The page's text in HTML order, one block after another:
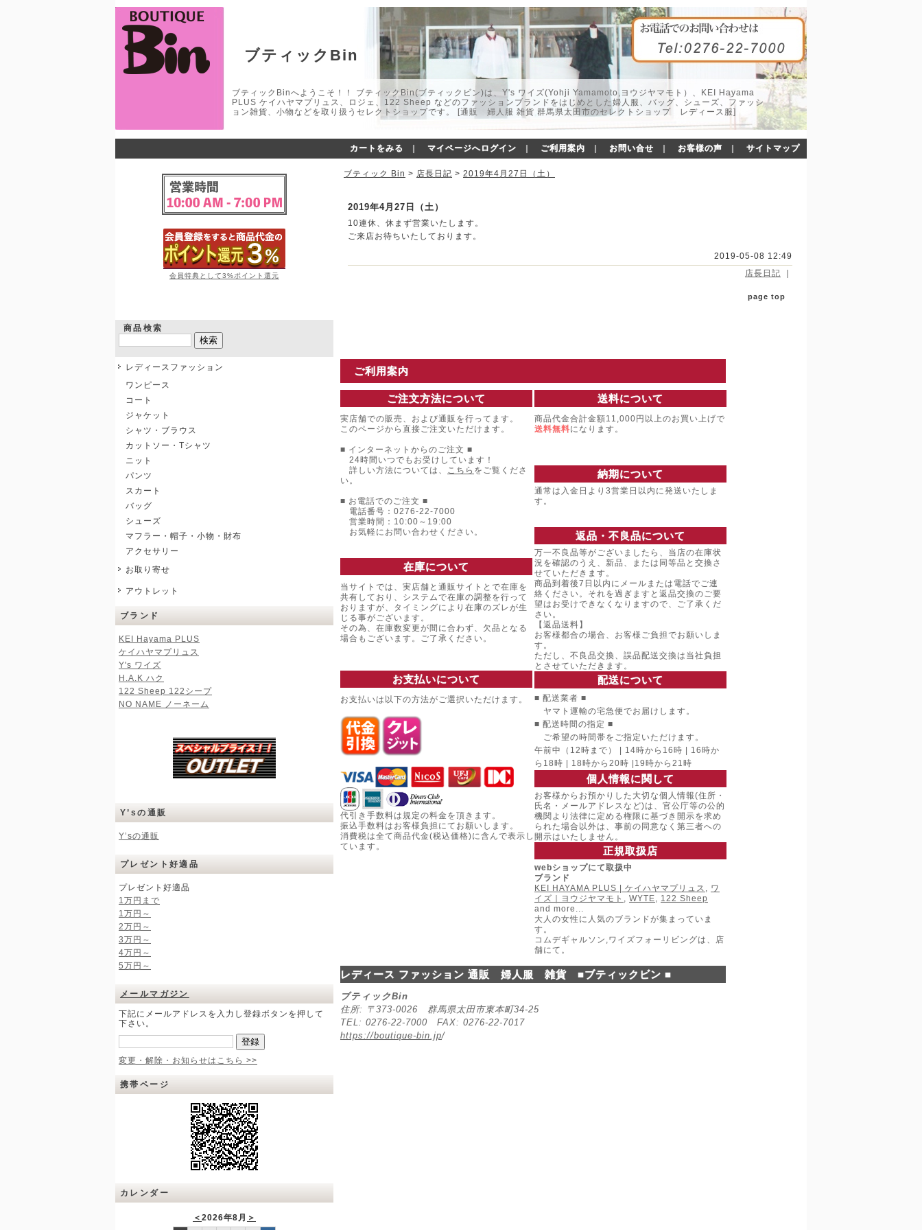
ブティックBin
ブティックBinへようこそ！！ ブティックBin(ブティックビン)は、Y's ワイズ(Yohji Yamamoto,ヨウジヤマモト）、KEI Hayama
PLUS ケイハヤマプリュス、ロジェ、122 Sheep などのファッションブランドをはじめとした婦人服、バッグ、シューズ、ファッシ
ョン雑貨、小物などを取り扱うセレクトショップです。 [通販 婦人服 雑貨 群馬県太田市のセレクトショップ レディース服]
カートをみる マイページへログイン ご利用案内 お問い合せ お客様の声 サイトマップ
会員特典として3%ポイント還元
商品検索
レディースファッション
ワンピース
コート
ジャケット
シャツ・ブラウス
カットソー・Tシャツ
ニット
パンツ
スカート
バッグ
シューズ
マフラー・帽子・小物・財布
アクセサリー
お取り寄せ
アウトレット
ブランド
KEI Hayama PLUS
ケイハヤマプリュス
Y's ワイズ
H.A.K ハク
122 Sheep 122シープ
NO NAME ノーネーム
Y’sの通販
Y’sの通販
プレゼント好適品
プレゼント好適品
1万円まで
1万円～
2万円～
3万円～
4万円～
5万円～
メールマガジン
下記にメールアドレスを入力し登録ボタンを押して
下さい。
変更・解除・お知らせはこちら >>
携帯ページ
カレンダー
＜ 2026年8月 ＞
ブティック Bin > 店長日記 > 2019年4月27日（土）
2019年4月27日（土）
10連休、休まず営業いたします。
ご来店お待ちいたしております。
2019-05-08 12:49
店長日記
page top
ご利用案内
ご注文方法について
実店舗での販売、および通販を行ってます。
このページから直接ご注文いただけます。
■ インターネットからのご注文 ■
24時間いつでもお受けしています！
詳しい方法については、 こちら をご覧くださ
い。
■ お電話でのご注文 ■
電話番号：0276-22-7000
営業時間：10:00～19:00
お気軽にお問い合わせください。
在庫について
当サイトでは、実店舗と通販サイトとで在庫を
共有しており、システムで在庫の調整を行って
おりますが、タイミングにより在庫のズレが生
じる事がございます。
その為、在庫数変更が間に合わず、欠品となる
場合もございます。ご了承ください。
お支払いについて
お支払いは以下の方法がご選択いただけます。
代引き手数料は規定の料金を頂きます。
振込手数料はお客様負担にてお願いします。
消費税は全て商品代金(税込価格)に含んで表示し
ています。
送料について
商品代金合計金額11,000円以上のお買い上げで
送料無料になります。
納期について
通常は入金日より3営業日以内に発送いたしま
す。
返品・不良品について
万一不良品等がございましたら、当店の在庫状
況を確認のうえ、新品、または同等品と交換さ
せていただきます。
商品到着後7日以内にメールまたは電話でご連
絡ください。それを過ぎますと返品交換のご要
望はお受けできなくなりますので、ご了承くだ
さい。
【返品送料】
お客様都合の場合、お客様ご負担でお願いしま
す。
ただし、不良品交換、誤品配送交換は当社負担
とさせていただきます。
配送について
■ 配送業者 ■
ヤマト運輸の宅急便でお届けします。
■ 配送時間の指定 ■
ご希望の時間帯をご指定いただけます。
午前中（12時まで） | 14時から16時 | 16時か
ら18時 | 18時から20時 |19時から21時
個人情報に関して
お客様からお預かりした大切な個人情報(住所・
氏名・メールアドレスなど)は、官公庁等の公的
機関より法律に定める権限に基づき開示を求め
られた場合以外は、事前の同意なく第三者への
開示はいたしません。
正規取扱店
webショップにて取扱中
ブランド
KEI HAYAMA PLUS | ケイハヤマプリュス , ワ
イズ｜ヨウジヤマモト , WYTE, 122 Sheep
and more...
大人の女性に人気のブランドが集まっていま
す。
コムデギャルソン,ワイズフォーリビングは、店
舗にて。
レディース ファッション 通販 婦人服 雑貨 ■ブティックビン ■
ブティックBin
住所: 〒373-0026 群馬県太田市東本町34-25
TEL: 0276-22-7000 FAX: 0276-22-7017
https://boutique-bin.jp/